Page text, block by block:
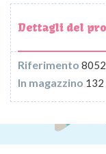
Dettagli del
Riferimento
In magazzino